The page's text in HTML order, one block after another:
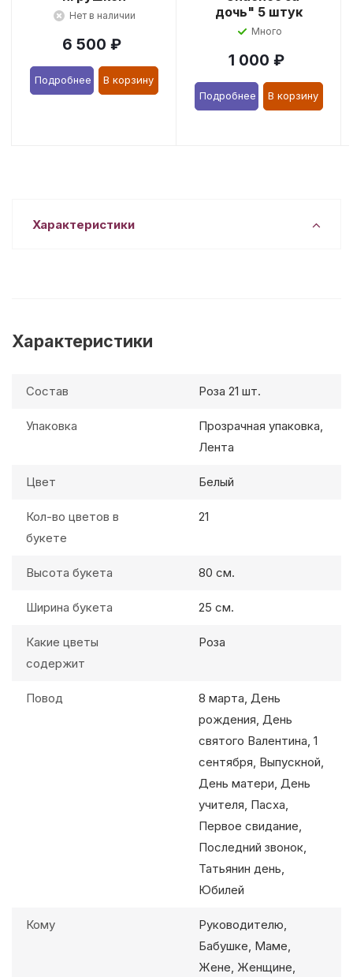
Нет в наличии
6 500 ₽
Подробнее В корзину
дочь" 5 штук
Много
1 000 ₽
Подробнее В корзину
Характеристики
Характеристики
Состав Роза 21 шт.
Упаковка
Прозрачная упаковка,
Лента
Цвет Белый
Кол-во цветов в
букете
21
Высота букета 80 см.
Ширина букета 25 см.
Какие цветы
содержит
Роза
Повод
8 марта, День
рождения, День
святого Валентина, 1
сентября, Выпускной,
День матери, День
учителя, Пасха,
Первое свидание,
Последний звонок,
Татьянин день,
Юбилей
Кому
Руководителю,
Бабушке, Маме,
Жене, Женщине,